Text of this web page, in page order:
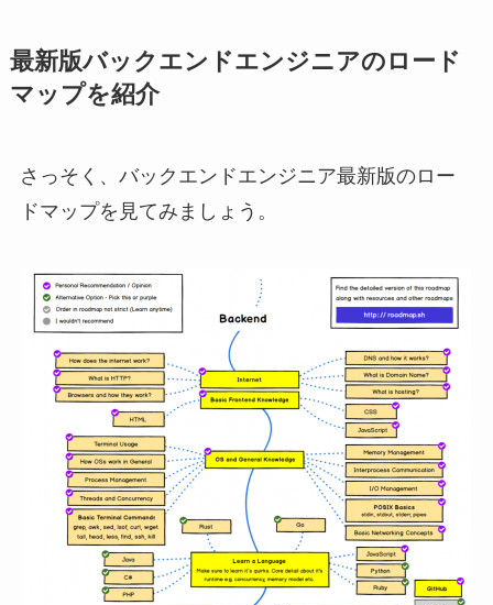
最新版バックエンドエンジニアのロード
マップを紹介
さっそく、バックエンドエンジニア最新版のロー
ドマップを見てみましょう。